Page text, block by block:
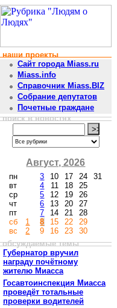
наши проекты
Сайт города Miass.ru
Miass.info
Справочник Miass.BIZ
Собрание депутатов
Почетные граждане
поиск в новостях
Август, 2026
пн
вт
ср
чт
пт
сб
вс
1
2
3
4
5
6
7
8
9
10
11
12
13
14
15
16
17
18
19
20
21
22
23
24
25
26
27
28
29
30
31
обсуждаемые темы
Губернатор вручил
награду почётному
жителю Миасса
Госавтоинспекция Миасса
проведёт тотальные
проверки водителей